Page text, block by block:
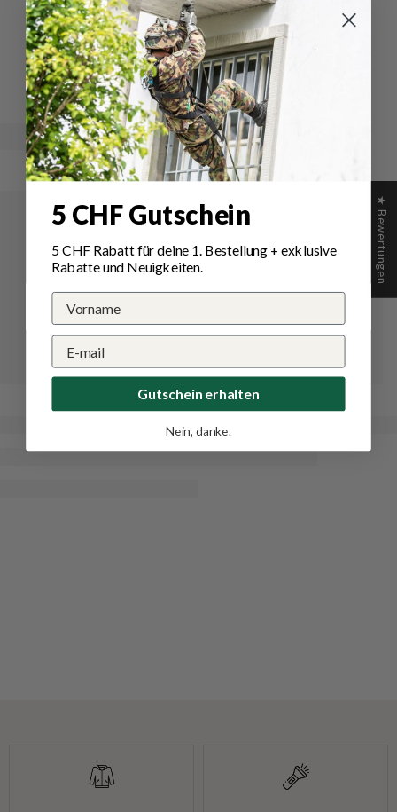
Running/Walking 2er Pack
Socken
Schreiben Sie die erste Bewertung
★ Bewertungen
5 CHF Gutschein
5 CHF Rabatt für deine 1. Bestellung+ exklusive
Rabatte und Neuigkeiten.
Gutschein erhalten
Nein, danke.